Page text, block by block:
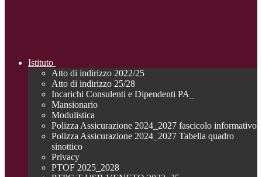
Istituto
Atto di indirizzo 2022/25
Atto di indirizzo 25/28
Incarichi Consulenti e Dipendenti PA_
Mansionario
Modulistica
Polizza Assicurazione 2024_2027 fascicolo informativo
Polizza Assicurazione 2024_2027 Tabella quadro
sinottico
Privacy
PTOF 2025_2028